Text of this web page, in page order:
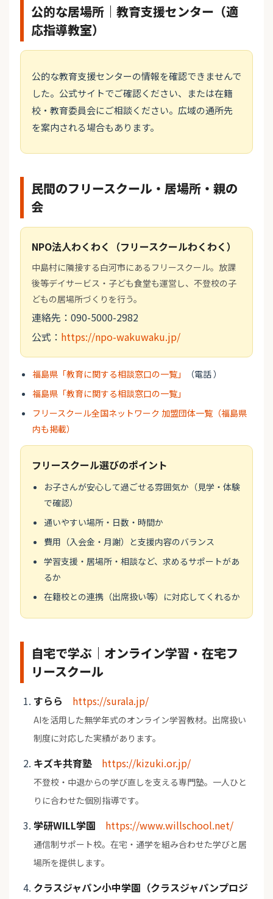
公的な居場所｜教育支援センター（適
応指導教室）
公的な教育支援センターの情報を確認できませんで
した。公式サイトでご確認ください、または在籍
校・教育委員会にご相談ください。広域の通所先
を案内される場合もあります。
民間のフリースクール・居場所・親の
会
NPO法人わくわく（フリースクールわくわく）
中島村に隣接する白河市にあるフリースクール。放課
後等デイサービス・子ども食堂も運営し、不登校の子
どもの居場所づくりを行う。
連絡先：090-5000-2982
公式： https://npo-wakuwaku.jp/
福島県「教育に関する相談窓口の一覧」
（電話 ）
福島県「教育に関する相談窓口の一覧」
フリースクール全国ネットワーク 加盟団体一覧（福島県
内も掲載）
フリースクール選びのポイント
お子さんが安心して過ごせる雰囲気か（見学・体験
で確認）
通いやすい場所・日数・時間か
費用（入会金・月謝）と支援内容のバランス
学習支援・居場所・相談など、求めるサポートがあ
るか
在籍校との連携（出席扱い等）に対応してくれるか
自宅で学ぶ｜オンライン学習・在宅フ
リースクール
すらら https://surala.jp/
AIを活用した無学年式のオンライン学習教材。出席扱い
制度に対応した実績があります。
キズキ共育塾 https://kizuki.or.jp/
不登校・中退からの学び直しを支える専門塾。一人ひと
りに合わせた個別指導です。
学研WILL学園 https://www.willschool.net/
通信制サポート校。在宅・通学を組み合わせた学びと居
場所を提供します。
クラスジャパン小中学園（クラスジャパンプロジ